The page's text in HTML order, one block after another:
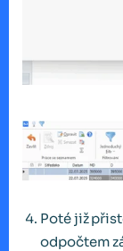
Poté již
odpočtem